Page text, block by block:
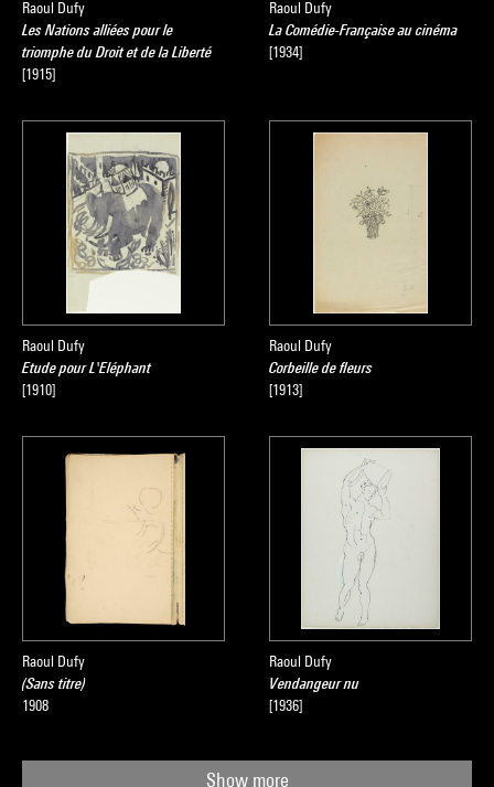
Raoul Dufy
Les Nations alliées pour le
triomphe du Droit et de la Liberté
[1915]
Raoul Dufy
La Comédie-Française au cinéma
[1934]
Raoul Dufy
Etude pour L'Eléphant
[1910]
Raoul Dufy
Corbeille de fleurs
[1913]
Raoul Dufy
(Sans titre)
1908
Raoul Dufy
Vendangeur nu
[1936]
Show more